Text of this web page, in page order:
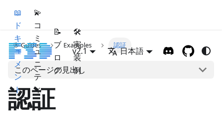
📖
ド
キ
ュ
メ
ン
ト
💫
コ
ミ
ュ
ニ
テ
ィ
📝
ブ
ロ
グ
🛠
実
装
例
v2.1 日本語
🎯 Guides Examples 認証
このページの見出し
認証